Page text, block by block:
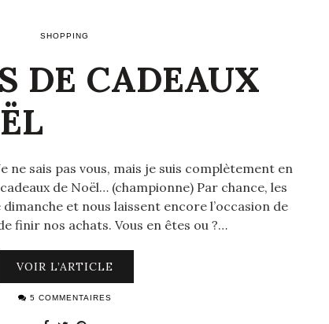
SHOPPING
DE CADEAUX
ne sais pas vous, mais je suis complètement en
de Noël… (championne) Par chance, les
et nous laissent encore l’occasion de
finir nos achats. Vous en êtes ou ?…
VOIR L’ARTICLE
5 COMMENTAIRES